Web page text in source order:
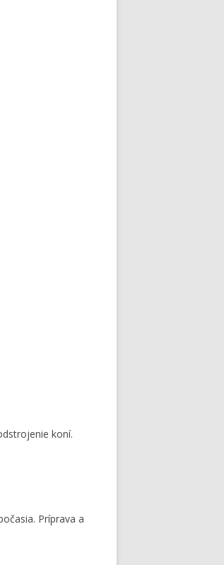
koní.
Príprava a